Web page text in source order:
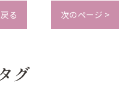
る 次のページ >
グ